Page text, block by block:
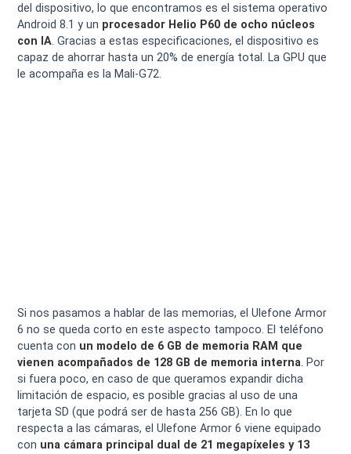
del dispositivo, lo que encontramos es el sistema operativo
Android 8.1 y un procesador Helio P60 de ocho núcleos
con IA. Gracias a estas especificaciones, el dispositivo es
capaz de ahorrar hasta un 20% de energía total. La GPU que
le acompaña es la Mali-G72.
Si nos pasamos a hablar de las memorias, el Ulefone Armor
6 no se queda corto en este aspecto tampoco. El teléfono
cuenta con un modelo de 6 GB de memoria RAM que
vienen acompañados de 128 GB de memoria interna. Por
si fuera poco, en caso de que queramos expandir dicha
limitación de espacio, es posible gracias al uso de una
tarjeta SD (que podrá ser de hasta 256 GB). En lo que
respecta a las cámaras, el Ulefone Armor 6 viene equipado
con una cámara principal dual de 21 megapíxeles y 13